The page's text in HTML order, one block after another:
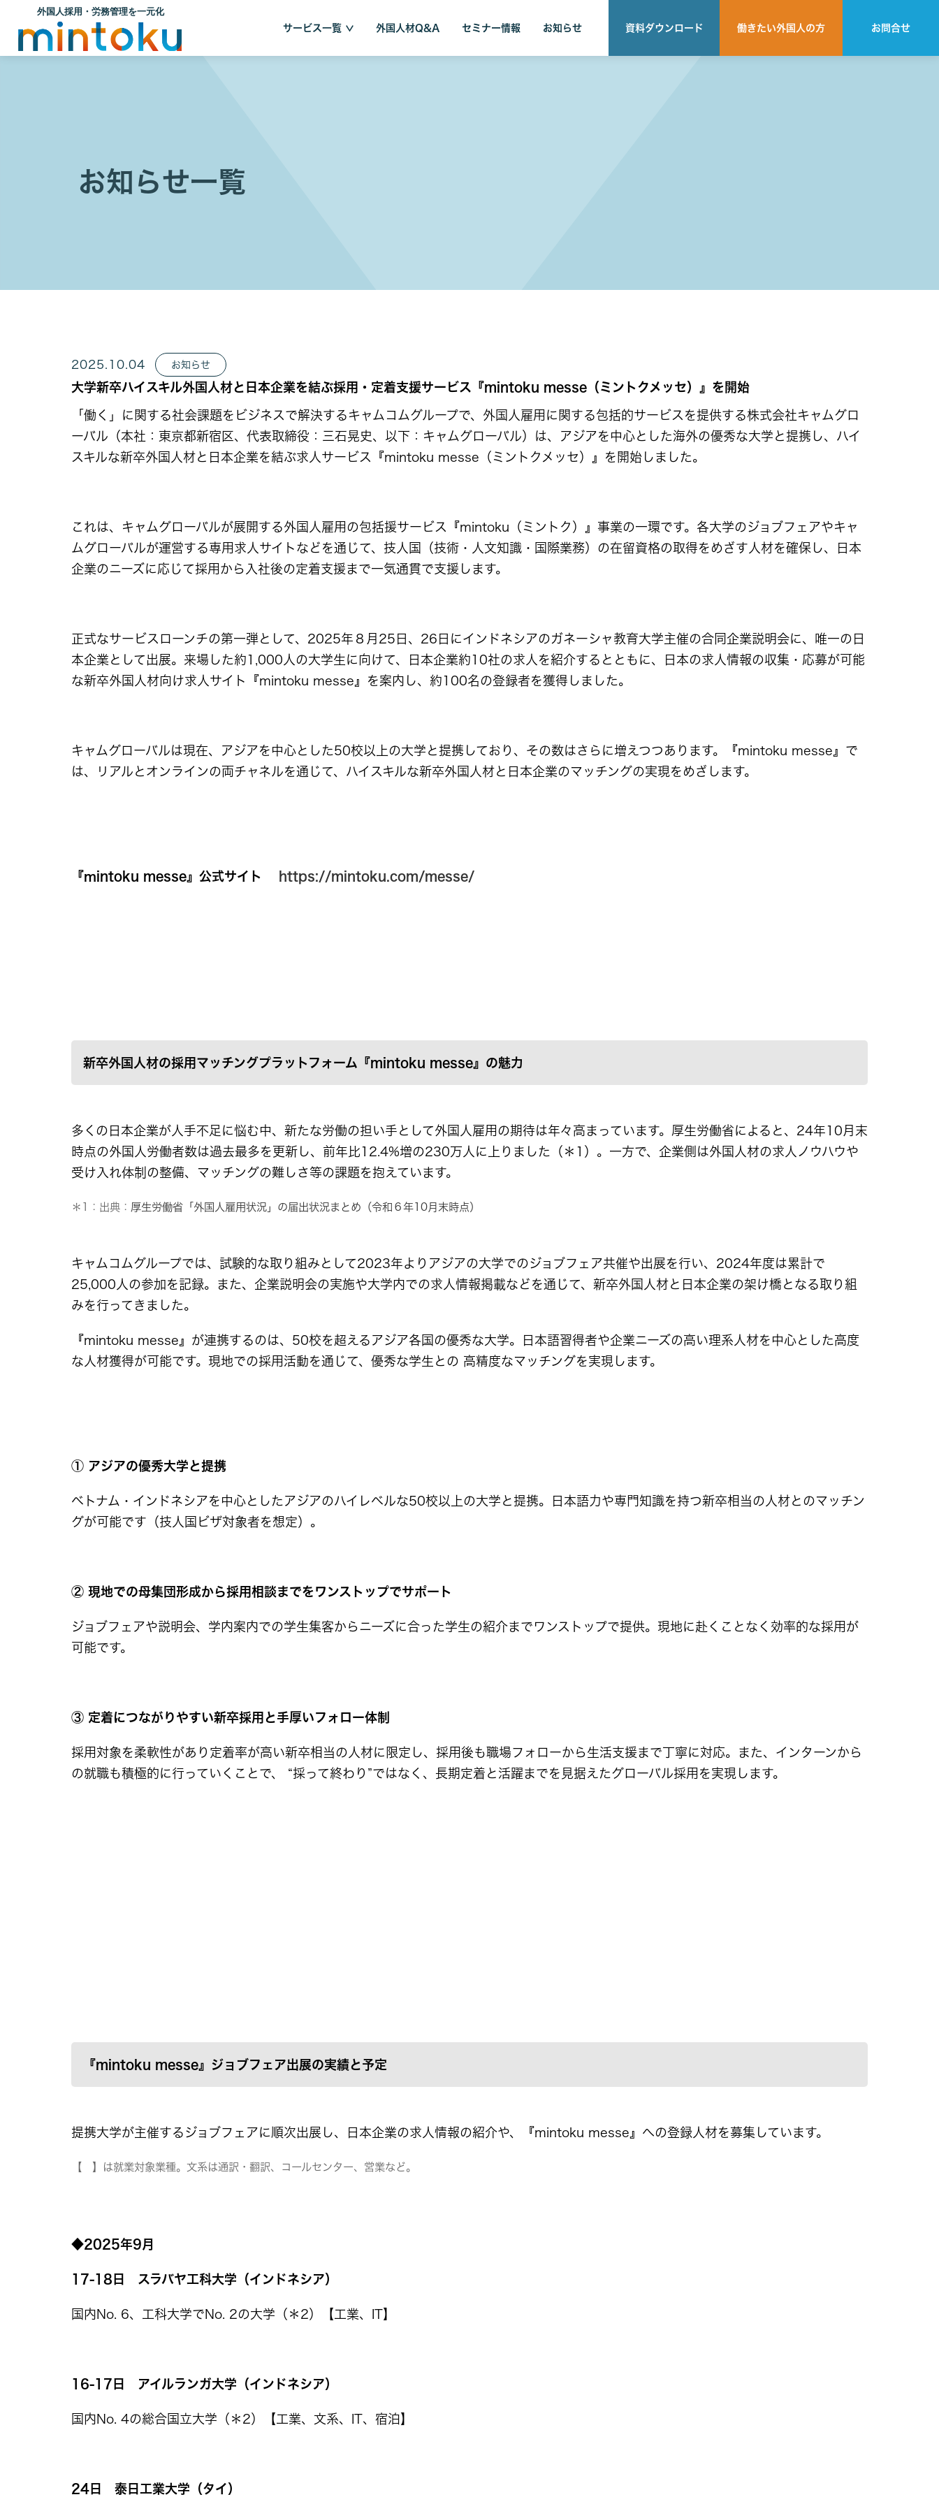
サービス一覧 外国人材Q&A セミナー情報 お知らせ 資料ダウンロード 働きたい外国人の方 お問合せ
お知らせ一覧
2025.10.04 お知らせ
大学新卒ハイスキル外国人材と日本企業を結ぶ採用・定着支援サービス『mintoku messe（ミントクメッセ）』を開始
「働く」に関する社会課題をビジネスで解決するキャムコムグループで、外国人雇用に関する包括的サービスを提供する株式会社キャムグロ
ーバル（本社：東京都新宿区、代表取締役：三石晃史、以下：キャムグローバル）は、アジアを中心とした海外の優秀な大学と提携し、ハイ
スキルな新卒外国人材と日本企業を結ぶ求人サービス『mintoku messe（ミントクメッセ）』を開始しました。
これは、キャムグローバルが展開する外国人雇用の包括援サービス『mintoku（ミントク）』事業の一環です。各大学のジョブフェアやキャ
ムグローバルが運営する専用求人サイトなどを通じて、技人国（技術・人文知識・国際業務）の在留資格の取得をめざす人材を確保し、日本
企業のニーズに応じて採用から入社後の定着支援まで一気通貫で支援します。
正式なサービスローンチの第一弾として、2025年８月25日、26日にインドネシアのガネーシャ教育大学主催の合同企業説明会に、唯一の日
本企業として出展。来場した約1,000人の大学生に向けて、日本企業約10社の求人を紹介するとともに、日本の求人情報の収集・応募が可能
な新卒外国人材向け求人サイト『mintoku messe』を案内し、約100名の登録者を獲得しました。
キャムグローバルは現在、アジアを中心とした50校以上の大学と提携しており、その数はさらに増えつつあります。『mintoku messe』で
は、リアルとオンラインの両チャネルを通じて、ハイスキルな新卒外国人材と日本企業のマッチングの実現をめざします。
『ｍintoku messe』公式サイト https://mintoku.com/messe/
新卒外国人材の採用マッチングプラットフォーム『mintoku messe』の魅力
多くの日本企業が人手不足に悩む中、新たな労働の担い手として外国人雇用の期待は年々高まっています。厚生労働省によると、24年10月末
時点の外国人労働者数は過去最多を更新し、前年比12.4%増の230万人に上りました（＊1）。一方で、企業側は外国人材の求人ノウハウや
受け入れ体制の整備、マッチングの難しさ等の課題を抱えています。
＊1：出典： 厚生労働省「外国人雇用状況」の届出状況まとめ（令和６年10月末時点）
キャムコムグループでは、試験的な取り組みとして2023年よりアジアの大学でのジョブフェア共催や出展を行い、2024年度は累計で
25,000人の参加を記録。また、企業説明会の実施や大学内での求人情報掲載などを通じて、新卒外国人材と日本企業の架け橋となる取り組
みを行ってきました。
『mintoku messe』が連携するのは、50校を超えるアジア各国の優秀な大学。日本語習得者や企業ニーズの高い理系人材を中心とした高度
な人材獲得が可能です。現地での採用活動を通じて、優秀な学生との 高精度なマッチングを実現します。
① アジアの優秀大学と提携
ベトナム・インドネシアを中心としたアジアのハイレベルな50校以上の大学と提携。日本語力や専門知識を持つ新卒相当の人材とのマッチン
グが可能です（技人国ビザ対象者を想定）。
② 現地での母集団形成から採用相談までをワンストップでサポート
ジョブフェアや説明会、学内案内での学生集客からニーズに合った学生の紹介までワンストップで提供。現地に赴くことなく効率的な採用が
可能です。
③ 定着につながりやすい新卒採用と手厚いフォロー体制
採用対象を柔軟性があり定着率が高い新卒相当の人材に限定し、採用後も職場フォローから生活支援まで丁寧に対応。また、インターンから
の就職も積極的に行っていくことで、 “採って終わり”ではなく、長期定着と活躍までを見据えたグローバル採用を実現します。
『mintoku messe』ジョブフェア出展の実績と予定
提携大学が主催するジョブフェアに順次出展し、日本企業の求人情報の紹介や、『mintoku messe』への登録人材を募集しています。
【 】は就業対象業種。文系は通訳・翻訳、コールセンター、営業など。
◆2025年9月
17-18日 スラバヤ工科大学（インドネシア）
国内No. 6、工科大学でNo. 2の大学（＊2）【工業、IT】
16-17日 アイルランガ大学（インドネシア）
国内No. 4の総合国立大学（＊2）【工業、文系、IT、宿泊】
24日 泰日工業大学（タイ）